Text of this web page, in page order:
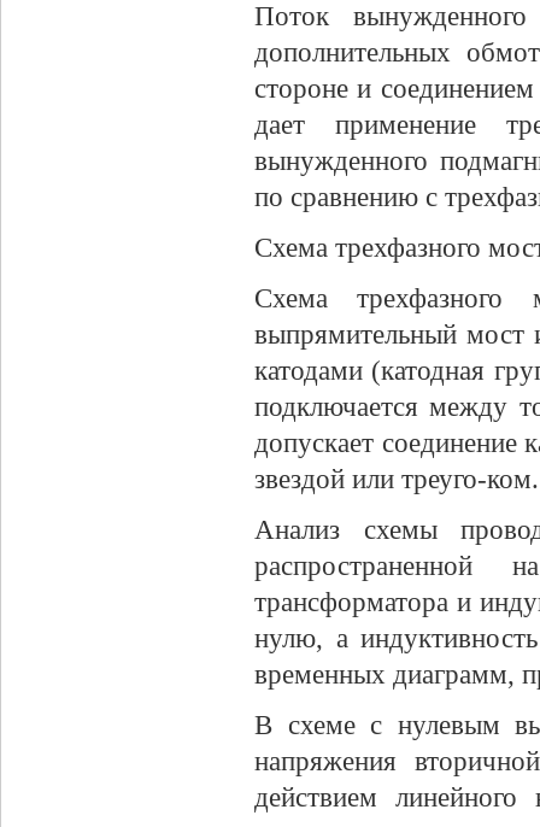
Поток
дополнительных
стороне и
дает применение
вынужденного
по сравнению с
Схема трехфазного
Схема
выпрямительный мост
катодами (катодная
подключается между
допускает соединение
звездой или треуго-
Анализ схемы
распространенной
трансформатора и
нулю, а
временных диаграмм,
В схеме с нулевым
напряжения
действием